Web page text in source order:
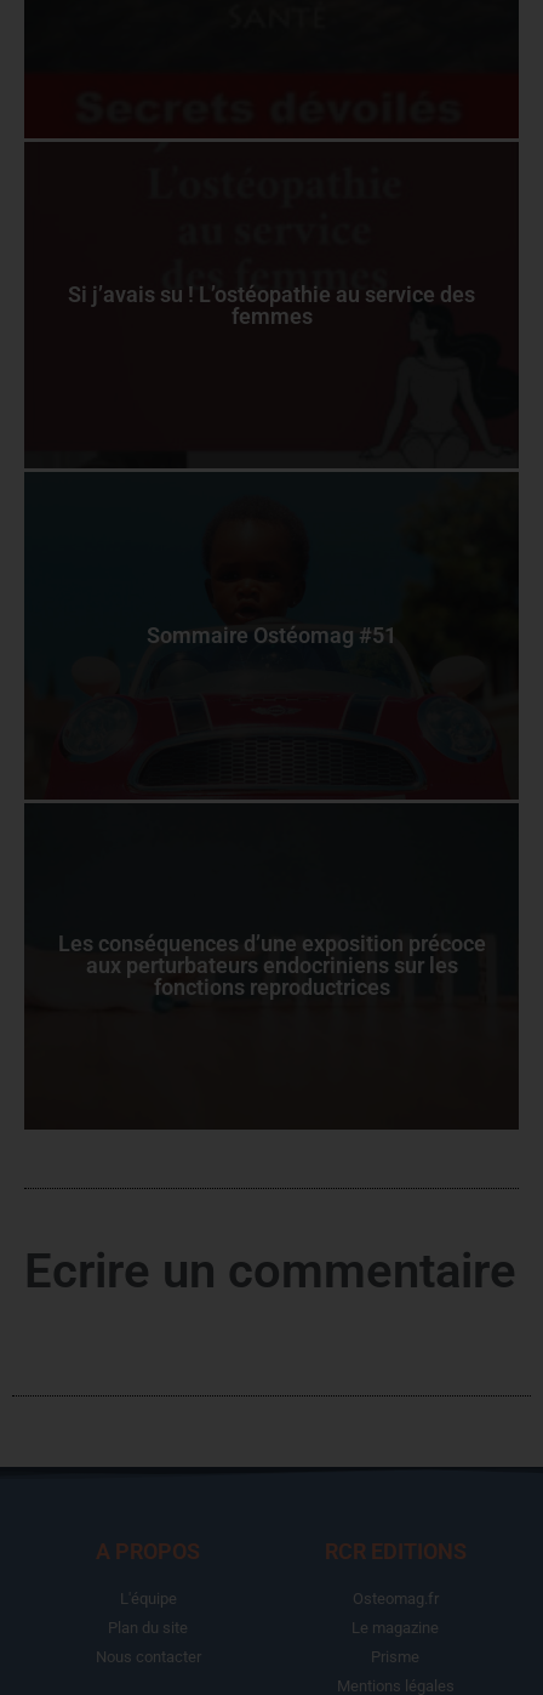
Si j’avais su ! L’ostéopathie au service des
femmes
Sommaire Ostéomag #51
Les conséquences d’une exposition précoce
aux perturbateurs endocriniens sur les
fonctions reproductrices
Ecrire un commentaire
A PROPOS
L'équipe
Plan du site
Nous contacter
RCR EDITIONS
Osteomag.fr
Le magazine
Prisme
Mentions légales